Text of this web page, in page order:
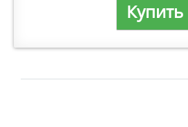
Купить